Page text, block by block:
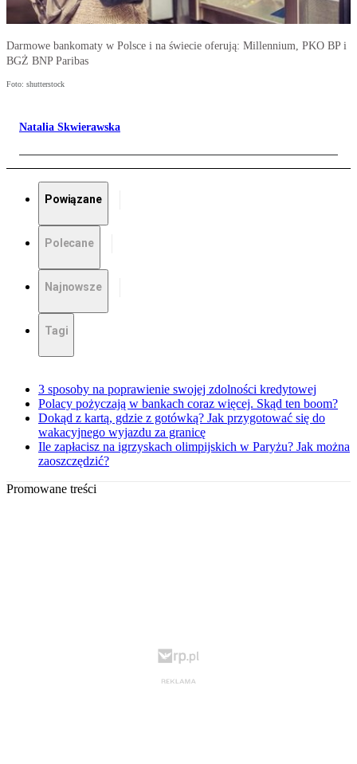
Darmowe bankomaty w Polsce i na świecie oferują: Millennium, PKO BP i
BGŻ BNP Paribas
Foto: shutterstock
Natalia Skwierawska
Powiązane
Polecane
Najnowsze
Tagi
3 sposoby na poprawienie swojej zdolności kredytowej
Polacy pożyczają w bankach coraz więcej. Skąd ten boom?
Dokąd z kartą, gdzie z gotówką? Jak przygotować się do
wakacyjnego wyjazdu za granicę
Ile zapłacisz na igrzyskach olimpijskich w Paryżu? Jak można
zaoszczędzić?
Promowane treści